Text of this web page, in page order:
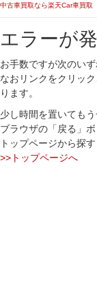
中古車買取なら楽天Car車買取
エラーが
お手数ですが次のい
なおリンクをクリッ
ります。
少し時間を置いても
ブラウザの「戻る」
トップページから探す
>>トップページへ